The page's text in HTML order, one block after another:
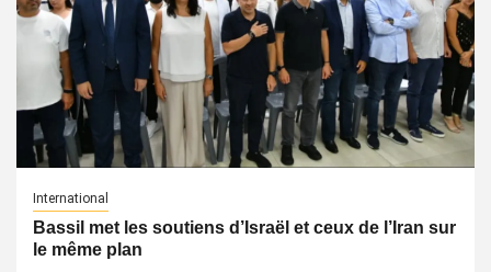
International
Bassil met les soutiens d’Israël et ceux de l’Iran sur
le même plan